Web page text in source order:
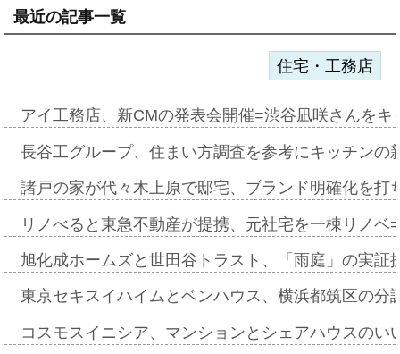
最近の記事一覧
住宅・工務店
アイ工務店、新CMの発表会開催=渋谷凪咲さんを
長谷工グループ、住まい方調査を参考にキッチン
諸戸の家が代々木上原で邸宅、ブランド明確化を
リノべると東急不動産が提携、元社宅を一棟リノ
旭化成ホームズと世田谷トラスト、「雨庭」の実
東京セキスイハイムとベンハウス、横浜都筑区の
コスモスイニシア、マンションとシェアハウスの